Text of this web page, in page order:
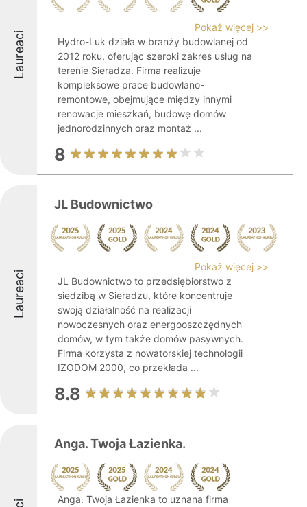
Laureaci
Pokaż więcej >>
Hydro-Luk działa w branży budowlanej od
2012 roku, oferując szeroki zakres usług na
terenie Sieradza. Firma realizuje
kompleksowe prace budowlano-
remontowe, obejmujące między innymi
renowacje mieszkań, budowę domów
jednorodzinnych oraz montaż ...
8
Laureaci
JL Budownictwo
Pokaż więcej >>
JL Budownictwo to przedsiębiorstwo z
siedzibą w Sieradzu, które koncentruje
swoją działalność na realizacji
nowoczesnych oraz energooszczędnych
domów, w tym także domów pasywnych.
Firma korzysta z nowatorskiej technologii
IZODOM 2000, co przekłada ...
8.8
Anga. Twoja Łazienka.
Anga. Twoja Łazienka to uznana firma